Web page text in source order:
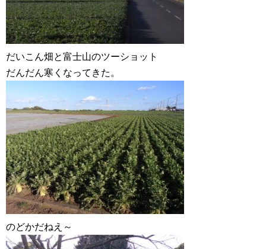
だいこん畑と富士山のツーショット
だんだん寒くなってきた。
のどかだねえ～